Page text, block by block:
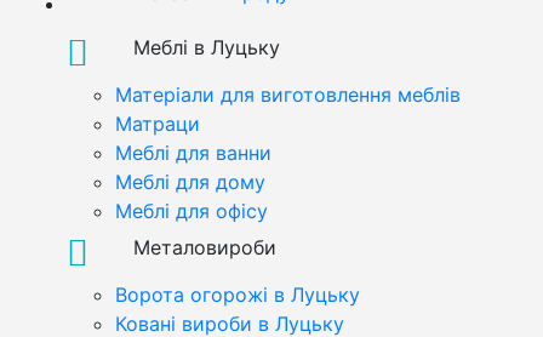
Меблі в Луцьку
Матеріали для виготовлення меблів
Матраци
Меблі для ванни
Меблі для дому
Меблі для офісу
Металовироби
Ворота огорожі в Луцьку
Ковані вироби в Луцьку